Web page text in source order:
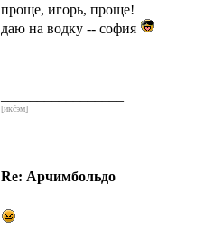
проще, игорь, проще!
даю на водку -- софия
[икс́эм]
Re: Арчимбольдо